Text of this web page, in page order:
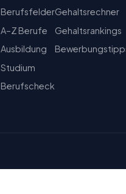
Berufsfelder
A–Z Berufe
Ausbildung
Studium
Berufscheck
Gehaltsrechner
Gehaltsrankings